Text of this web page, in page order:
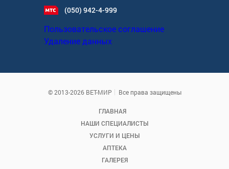
(050) 942-4-999
Пользовательское соглашение
Удаление данных
© 2013-2026 ВЕТ-МИР Все права защищены
ГЛАВНАЯ
НАШИ СПЕЦИАЛИСТЫ
УСЛУГИ И ЦЕНЫ
АПТЕКА
ГАЛЕРЕЯ